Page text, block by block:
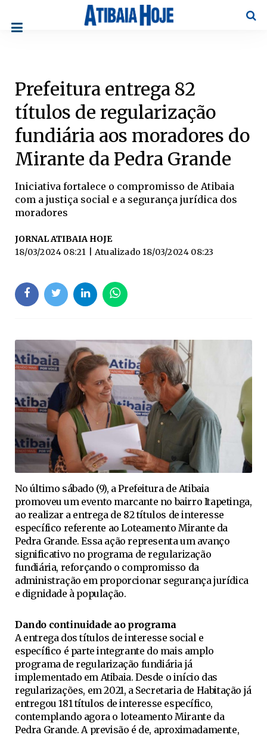
Prefeitura entrega 82
títulos de regularização
fundiária aos moradores do
Mirante da Pedra Grande
Iniciativa fortalece o compromisso de Atibaia
com a justiça social e a segurança jurídica dos
moradores
JORNAL ATIBAIA HOJE
18/03/2024 08:21
| Atualizado 18/03/2024 08:23
No último sábado (9), a Prefeitura de Atibaia
promoveu um evento marcante no bairro Itapetinga,
ao realizar a entrega de 82 títulos de interesse
específico referente ao Loteamento Mirante da
Pedra Grande. Essa ação representa um avanço
significativo no programa de regularização
fundiária, reforçando o compromisso da
administração em proporcionar segurança jurídica
e dignidade à população.
Dando continuidade ao programa
A entrega dos títulos de interesse social e
específico é parte integrante do mais amplo
programa de regularização fundiária já
implementado em Atibaia. Desde o início das
regularizações, em 2021, a Secretaria de Habitação já
entregou 181 títulos de interesse específico,
contemplando agora o loteamento Mirante da
Pedra Grande. A previsão é de, aproximadamente,